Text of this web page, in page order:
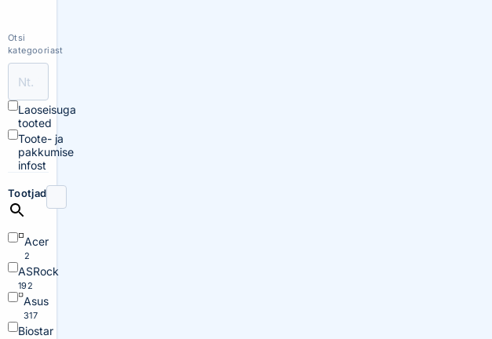
Otsi
kategooriast
Laoseisuga
tooted
Toote- ja
pakkumise
infost
Tootjad
Acer
2
ASRock
192
Asus
317
Biostar